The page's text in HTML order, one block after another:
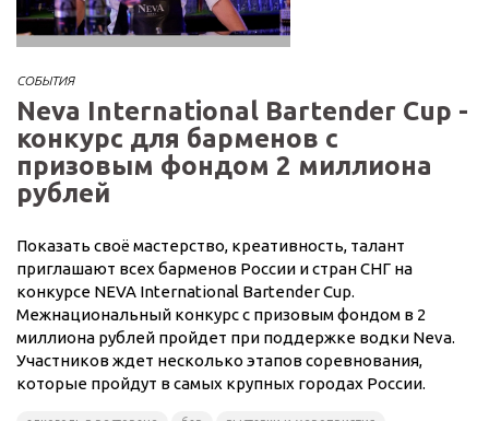
СОБЫТИЯ
Neva International Bartender Cup -
конкурс для барменов с
призовым фондом 2 миллиона
рублей
Показать своё мастерство, креативность, талант
приглашают всех барменов России и стран СНГ на
конкурсе NEVA International Bartender Cup.
Межнациональный конкурс с призовым фондом в 2
миллиона рублей пройдет при поддержке водки Neva.
Участников ждет несколько этапов соревнования,
которые пройдут в самых крупных городах России.